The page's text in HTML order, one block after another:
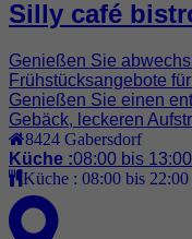
Silly café
Genießen Sie
Frühstücksangebote
Genießen Sie einen
Gebäck, leckeren
8424 Gabersdorf
Küche :08:00 bis 13:00
Küche : 08:00 bis 22:00